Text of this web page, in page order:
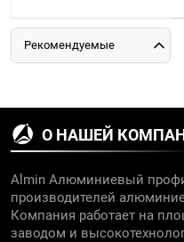
Рекомендуемые
О НАШЕЙ
Almin Алюминиевый
производителей
Компания работает на
заводом и